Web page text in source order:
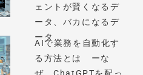
ェントが賢くなるデ
ータ、バカになるデ
ータ
AIで業務を自動化す
る方法とは ーな